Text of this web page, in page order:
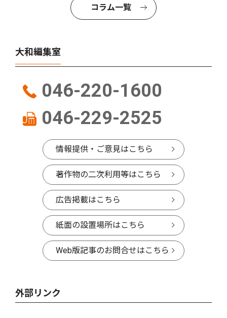
コラム一覧
大和編集室
046-220-1600
046-229-2525
情報提供・ご意見はこちら
著作物の二次利用等はこちら
広告掲載はこちら
紙面の設置場所はこちら
Web版記事のお問合せはこちら
外部リンク